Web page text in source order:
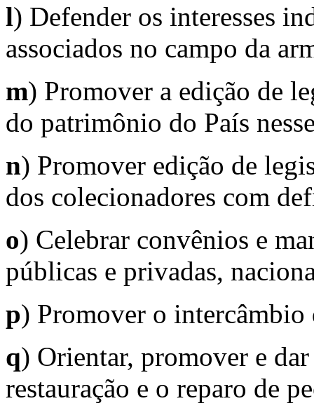
l) Defender os interesses
associados no campo da
m) Promover a edição de
do patrimônio do País
n) Promover edição de
dos colecionadores com
o) Celebrar convênios e
públicas e privadas,
p) Promover o intercâmbio
q) Orientar, promover e
restauração e o reparo de